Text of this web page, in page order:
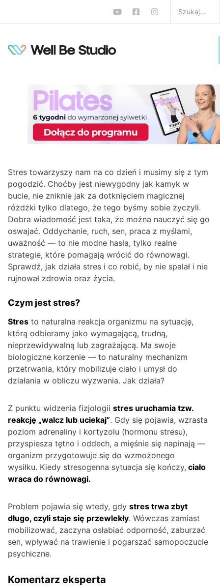
Sposoby na stres: co
Skuteczne techniki,
które warto znać
Psyche,Zdrowie
Monika Zalewska-Biełło
0 komentarzy
Stres towarzyszy nam na co dzień i musimy się z tym
pogodzić. Choćby jest niewygodny jak kamyk w
bucie, nie zniknie jak za dotknięciem magicznej
różdżki tylko dlatego, że tego byśmy sobie życzyli.
Dobra wiadomość jest taka, że można nauczyć się go
oswajać. Oddychanie, ruch, sen, praca z myślami,
uważność — to nie modne hasła, tylko realne
strategie, które pomagają wrócić do równowagi.
Sprawdź, jak działa stres i co robić, by nie spalał i nie
rujnował zdrowia oraz życia.
Czym jest stres?
Stres to naturalna reakcja organizmu na sytuację,
którą odbieramy jako wymagającą, trudną,
nieprzewidywalną lub zagrażającą. Ma swoje
biologiczne korzenie — to naturalny mechanizm
przetrwania, który mobilizuje ciało i umysł do
działania w obliczu wyzwania. Jak działa?
Z punktu widzenia fizjologii stres uruchamia tzw.
reakcję „walcz lub uciekaj”. Gdy się pojawia, wzrasta
poziom adrenaliny i kortyzolu (hormonu stresu),
przyspiesza tętno i oddech, a mięśnie się napinają —
organizm przygotowuje się do wzmożonego
wysiłku. Kiedy stresogenna sytuacja się kończy, ciało
wraca do równowagi.
Problem pojawia się wtedy, gdy stres trwa zbyt
długo, czyli staje się przewlekły. Wówczas zamiast
mobilizować, zaczyna osłabiać odporność, zaburzać
sen, wpływać na trawienie i pogarszać samopoczucie
psychiczne.
Komentarz eksperta